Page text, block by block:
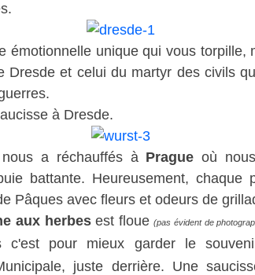
émotionnelle unique qui vous torpille,
Dresde et celui du martyr des civils
à Dresde.
a réchauffés à Prague où
battante. Heureusement, chaque
Pâques avec fleurs et odeurs de
aux herbesest floue(pas évident de
c'est pour mieux garder le
juste derrière. Une